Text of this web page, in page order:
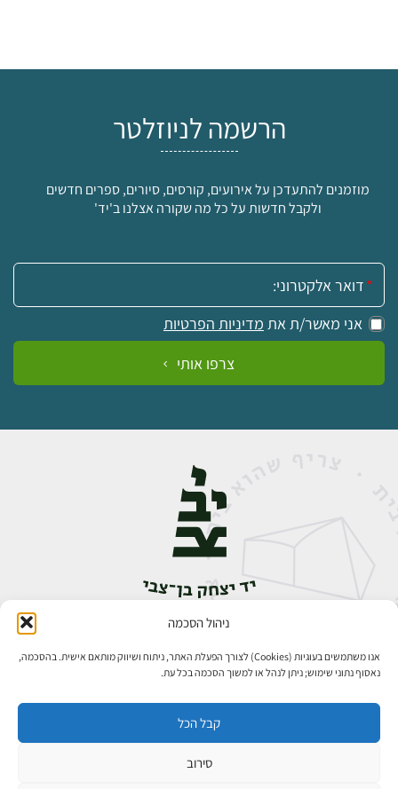
ניהול הסכמה
אנו משתמשים בעוגיות (Cookies) לצורך הפעלת האתר, ניתוח ושיווק מותאם אישית. בהסכמה,
נאסוף נתוני שימוש; ניתן לנהל או למשוך הסכמה בכל עת.
קבל הכל
סירוב
הרשמה לניוזלטר
מוזמנים להתעדכן על אירועים, קורסים, סיורים, ספרים חדשים
ולקבל חדשות על כל מה שקורה אצלנו ב'יד'
אימייל:
אני מאשר/ת את מדיניות הפרטיות
צרפו אותי
אבן גבירול 14, רחביה, ירושלים